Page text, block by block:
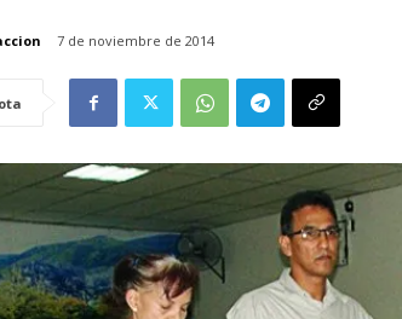
7 de noviembre de 2014